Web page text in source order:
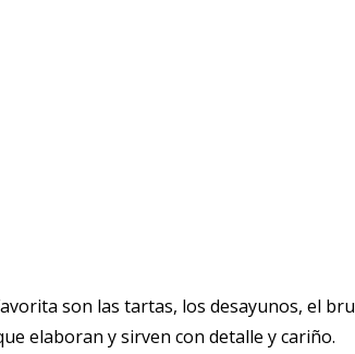
son las tartas, los desayunos, el
elaboran y sirven con detalle y cariño.